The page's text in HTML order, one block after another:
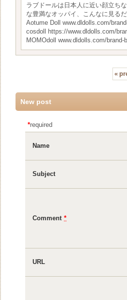
ラブドールは日本人に近い顔立ち
な豊満なオッパイ、こんなに見る
Aotume Doll www.dldolls.com/
cosdoll https://www.dldolls.com/
MOMOdoll www.dldolls.com/brand-
«
New post
*required
Name
Subject
Comment *
URL